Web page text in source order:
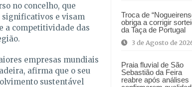
Troca de
obriga a corrigir
da Taça de Portugal
3 de Agosto de
Praia fluvial de São
Sebastião da Feira
reabre após análises
no concelho, que
e visam
a competitividade das
empresas mundiais
afirma que o seu
sustentável